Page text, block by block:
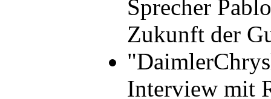
Sprecher
Zukunft der
Interview mit